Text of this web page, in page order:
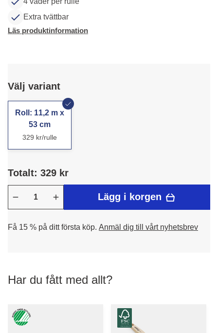
Extra tvättbar
Läs produktinformation
Välj variant
Roll: 11,2 m x
53 cm
329 kr/rulle
Totalt: 329 kr
Lägg i korgen
Få 15 % på ditt första köp. Anmäl dig till vårt nyhetsbrev
Har du fått med allt?